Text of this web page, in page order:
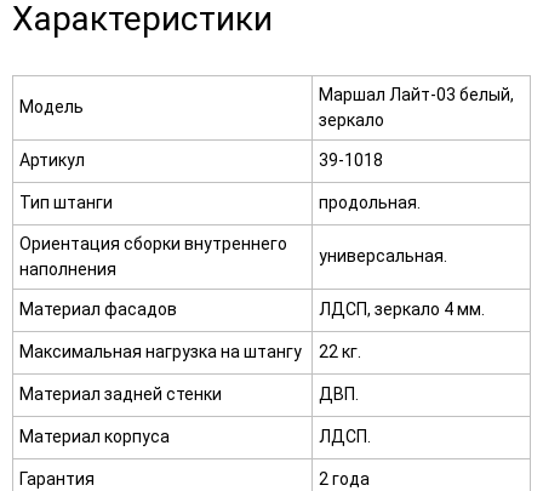
Характеристики
Модель
Маршал Лайт-03 белый,
зеркало
Артикул 39-1018
Тип штанги продольная.
Ориентация сборки внутреннего
наполнения
универсальная.
Материал фасадов ЛДСП, зеркало 4 мм.
Максимальная нагрузка на штангу 22 кг.
Материал задней стенки ДВП.
Материал корпуса ЛДСП.
Гарантия 2 года